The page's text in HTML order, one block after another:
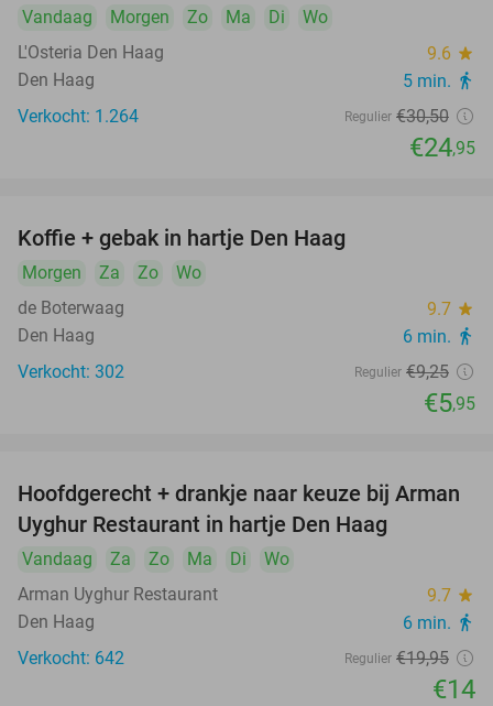
Vandaag Morgen Zo Ma Di
Wo
L'Osteria Den Haag
9.6 star
Den Haag 5 min. directions_walk
Verkocht: 1.264 Regulier €30,50
€24,95
Koffie + gebak in hartje Den Haag
Morgen Za Zo
Wo
de Boterwaag
9.7 star
Den Haag 6 min. directions_walk
Verkocht: 302 Regulier €9,25
€5,95
30%
Hoofdgerecht + drankje naar keuze bij Arman
Uyghur Restaurant in hartje Den Haag
Vandaag Za Zo Ma Di
Wo
Arman Uyghur Restaurant
9.7 star
Den Haag 6 min. directions_walk
Verkocht: 642 Regulier €19,95
€14